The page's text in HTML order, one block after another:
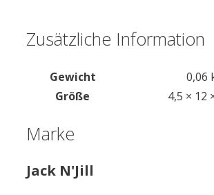
Zusätzliche Information
Gewicht
0,06
Größe
4,5 × 12
Marke
Jack N'Jill